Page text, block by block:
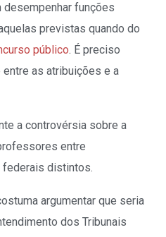
desempenhar funções
previstas quando do
público. É preciso
as atribuições e a
a controvérsia sobre a
entre
distintos.
argumentar que seria
dos Tribunais